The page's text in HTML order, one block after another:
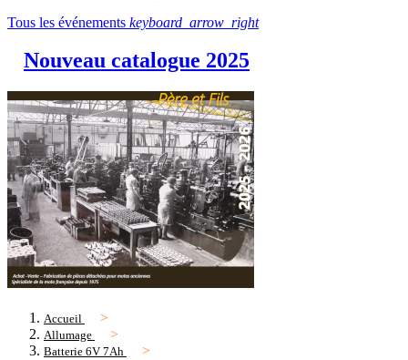
Tous les événements keyboard_arrow_right
Nouveau catalogue 2025
Accueil
Allumage
Batterie 6V 7Ah